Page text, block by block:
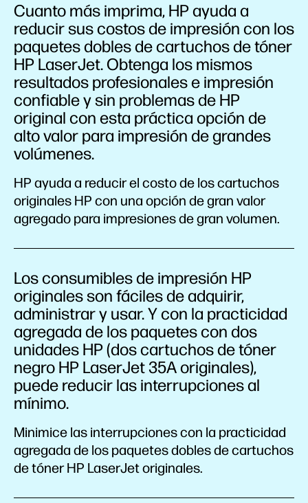
Cuanto más imprima, HP ayuda a
reducir sus costos de impresión con los
paquetes dobles de cartuchos de tóner
HP LaserJet. Obtenga los mismos
resultados profesionales e impresión
confiable y sin problemas de HP
original con esta práctica opción de
alto valor para impresión de grandes
volúmenes.
HP ayuda a reducir el costo de los cartuchos
originales HP con una opción de gran valor
agregado para impresiones de gran volumen.
Los consumibles de impresión HP
originales son fáciles de adquirir,
administrar y usar. Y con la practicidad
agregada de los paquetes con dos
unidades HP (dos cartuchos de tóner
negro HP LaserJet 35A originales),
puede reducir las interrupciones al
mínimo.
Minimice las interrupciones con la practicidad
agregada de los paquetes dobles de cartuchos
de tóner HP LaserJet originales.